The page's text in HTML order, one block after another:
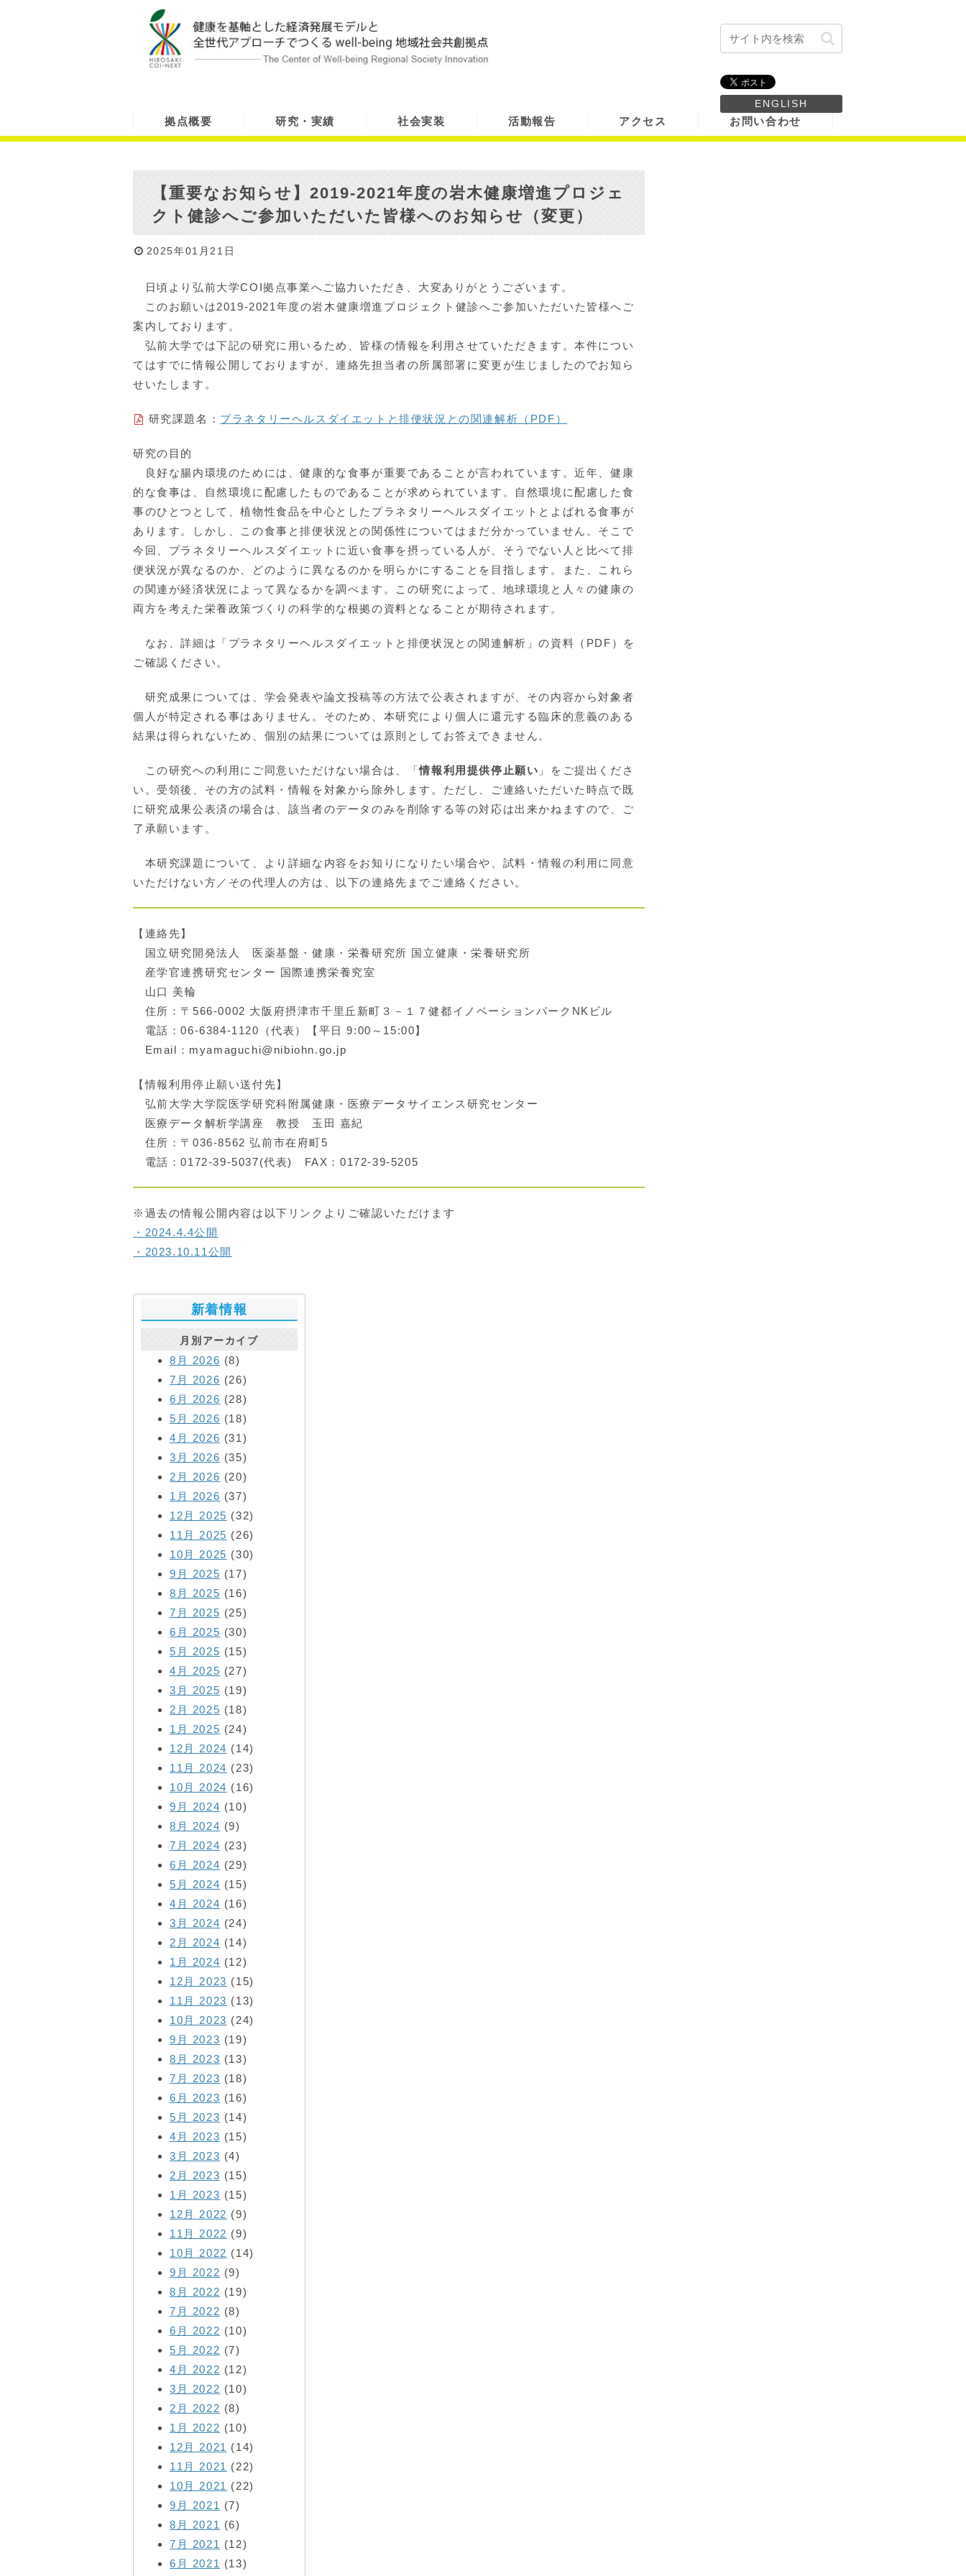
ENGLISH
拠点概要 研究・実績 社会実装 活動報告 アクセス お問い合わせ
【重要なお知らせ】2019-2021年度の岩木健康増進プロジェ
クト健診へご参加いただいた皆様へのお知らせ（変更）
2025年01月21日
日頃より弘前大学COI拠点事業へご協力いただき、大変ありがとうございます。
このお願いは2019-2021 年度の岩木健康増進プロジェクト健診へご参加いただいた皆様へご
案内しております。
弘前大学では下記の研究に用いるため、皆様の情報を利用させていただきます。本件につい
てはすでに情報公開しておりますが、連絡先担当者の所属部署に変更が生じましたのでお知ら
せいたします。
研究課題名： プラネタリーヘルスダイエットと排便状況との関連解析（ PDF ）
研究の目的
良好な腸内環境のためには、健康的な食事が重要であることが言われています。近年、健康
的な食事は、自然環境に配慮したものであることが求められています。自然環境に配慮した食
事のひとつとして、植物性食品を中心としたプラネタリーヘルスダイエットとよばれる食事が
あります。しかし、この食事と排便状況との関係性についてはまだ分かっていません。そこで
今回、プラネタリーヘルスダイエットに近い食事を摂っている人が、そうでない人と比べて排
便状況が異なるのか、どのように異なるのかを明らかにすることを目指します。また、これら
の関連が経済状況によって異なるかを調べます。この研究によって、地球環境と人々の健康の
両方を考えた栄養政策づくりの科学的な根拠の資料となることが期待されます。
なお、詳細は「プラネタリーヘルスダイエットと排便状況との関連解析」の資料（PDF）を
ご確認ください。
研究成果については、学会発表や論文投稿等の方法で公表されますが、その内容から対象者
個人が特定される事はありません。そのため、本研究により個人に還元する臨床的意義のある
結果は得られないため、個別の結果については原則としてお答えできません。
この研究への利用にご同意いただけない場合は、「情報利用提供停止願い 」をご提出くださ
い。受領後、その方の試料・情報を対象から除外します。ただし、ご連絡いただいた時点で既
に研究成果公表済の場合は、該当者のデータのみを削除する等の対応は出来かねますので、ご
了承願います。
本研究課題について、より詳細な内容をお知りになりたい場合や、試料・情報の利用に同意
いただけない方／その代理人の方は、以下の連絡先までご連絡ください。
【連絡先】
国立研究開発法人 医薬基盤・健康・栄養研究所 国立健康・栄養研究所
産学官連携研究センター 国際連携栄養究室
山口 美輪
住所：〒566-0002 大阪府摂津市千里丘新町３－１７健都イノベーションパーク NK ビル
電話：06-6384-1120（代表）【平日 9:00 ～ 15:00】
Email：myamaguchi@nibiohn.go.jp
【情報利用停止願い送付先】
弘前大学大学院医学研究科附属健康・医療データサイエンス研究センター
医療データ解析学講座 教授 玉田 嘉紀
住所：〒036-8562 弘前市在府町5
電話：0172-39-5037(代表) FAX：0172-39-5205
※過去の情報公開内容は以下リンクよりご確認いただけます
・2024.4.4公開
・2023.10.11公開
新着情報
月別アーカイブ
8月 2026 (8)
7月 2026 (26)
6月 2026 (28)
5月 2026 (18)
4月 2026 (31)
3月 2026 (35)
2月 2026 (20)
1月 2026 (37)
12月 2025 (32)
11月 2025 (26)
10月 2025 (30)
9月 2025 (17)
8月 2025 (16)
7月 2025 (25)
6月 2025 (30)
5月 2025 (15)
4月 2025 (27)
3月 2025 (19)
2月 2025 (18)
1月 2025 (24)
12月 2024 (14)
11月 2024 (23)
10月 2024 (16)
9月 2024 (10)
8月 2024 (9)
7月 2024 (23)
6月 2024 (29)
5月 2024 (15)
4月 2024 (16)
3月 2024 (24)
2月 2024 (14)
1月 2024 (12)
12月 2023 (15)
11月 2023 (13)
10月 2023 (24)
9月 2023 (19)
8月 2023 (13)
7月 2023 (18)
6月 2023 (16)
5月 2023 (14)
4月 2023 (15)
3月 2023 (4)
2月 2023 (15)
1月 2023 (15)
12月 2022 (9)
11月 2022 (9)
10月 2022 (14)
9月 2022 (9)
8月 2022 (19)
7月 2022 (8)
6月 2022 (10)
5月 2022 (7)
4月 2022 (12)
3月 2022 (10)
2月 2022 (8)
1月 2022 (10)
12月 2021 (14)
11月 2021 (22)
10月 2021 (22)
9月 2021 (7)
8月 2021 (6)
7月 2021 (12)
6月 2021 (13)